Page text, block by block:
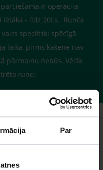
Par
ir operācija
- līdz 20Ls. Runča
specifiski spēcīgā
laikā, pirms kaķene nav
pārmaiņu nebūs. Vēlāk
runci.